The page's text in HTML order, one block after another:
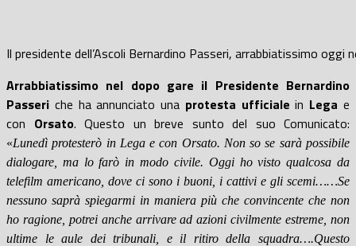
Il presidente dell’Ascoli Bernardino Passeri, arrabbiatissimo
Arrabbiatissimo nel dopo gare il Presidente Bernardino
Passeri che ha annunciato una protesta ufficialein Lega e
con Orsato. Questo un breve sunto del suo Comunicato:
«Lunedì protesterò in Lega e con Orsato. Non so se sarà possibile
dialogare, ma lo farò in modo civile. Oggi ho visto qualcosa da
telefilm americano, dove ci sono i buoni, i cattivi e gli scemi……Se
nessuno saprà spiegarmi in maniera più che convincente che non
ho ragione, potrei anche arrivare ad azioni civilmente estreme, non
ultime le aule dei tribunali, e il ritiro della squadra….Questo